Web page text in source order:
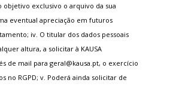
exclusivo o arquivo da sua
eventual apreciação em futuros
iv. O titular dos dados pessoais
altura, a solicitar à KAUSA
de mail para geral@kausa.pt, o exercício
no RGPD; v. Poderá ainda solicitar de